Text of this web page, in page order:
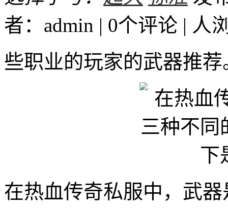
者：admin | 0个评论 | 人
些职业的玩家的武器推荐
在热血传奇私服中，武